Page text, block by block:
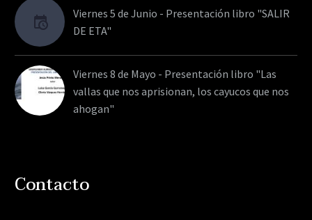
Viernes 5 de Junio - Presentación libro "SALIR
DE ETA"
Viernes 8 de Mayo - Presentación libro "Las
vallas que nos aprisionan, los cayucos que nos
ahogan"
Contacto